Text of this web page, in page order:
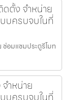
ตั้ง จำหน่าย
บครบจบในที่
อมแซมประตูรีโมท
ำหน่าย